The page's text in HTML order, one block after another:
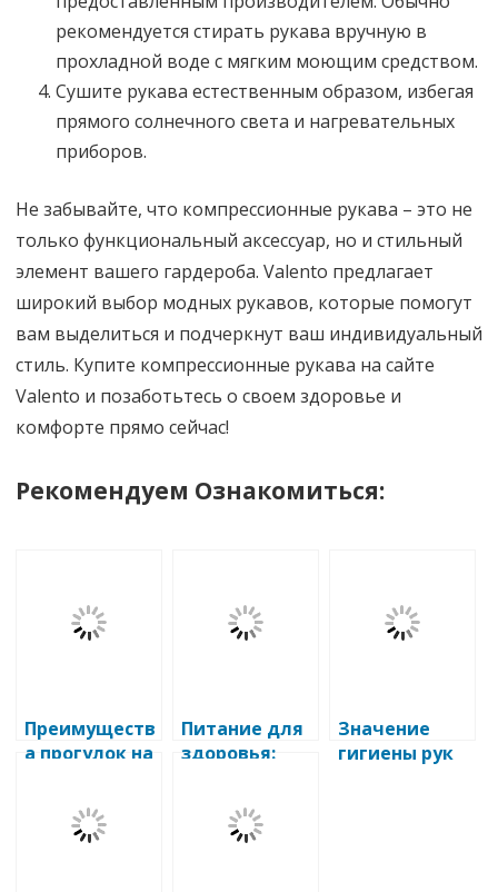
рекомендуется стирать рукава вручную в
прохладной воде с мягким моющим средством.
Сушите рукава естественным образом, избегая
прямого солнечного света и нагревательных
приборов.
Не забывайте, что компрессионные рукава – это не
только функциональный аксессуар, но и стильный
элемент вашего гардероба. Valento предлагает
широкий выбор модных рукавов, которые помогут
вам выделиться и подчеркнут ваш индивидуальный
стиль. Купите компрессионные рукава на сайте
Valento и позаботьтесь о своем здоровье и
комфорте прямо сейчас!
Рекомендуем Ознакомиться:
Преимуществ
а прогулок на
воздухе для
здоровья
Питание для
здоровья:
правила и
рекомендаци
Значение
гигиены рук